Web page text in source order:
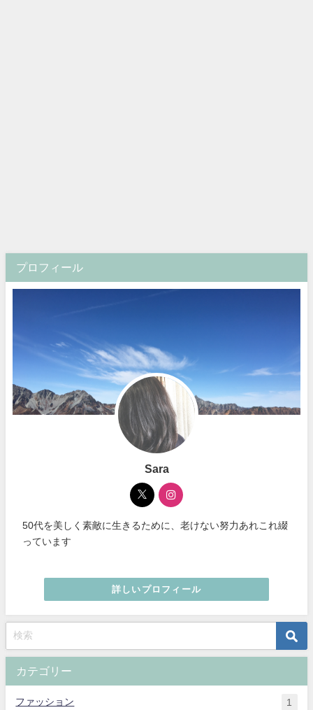
プロフィール
Sara
50代を美しく素敵に生きるために、老けない努力あれこれ綴
っています
詳しいプロフィール
カテゴリー
ファッション 1